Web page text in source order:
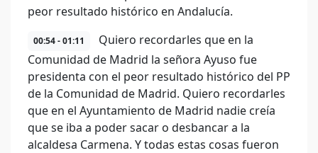
peor resultado histórico en Andalucía.
00:54 - 01:11
Quiero recordarles que en la
Comunidad de Madrid la señora Ayuso fue
presidenta con el peor resultado histórico del PP
de la Comunidad de Madrid. Quiero recordarles
que en el Ayuntamiento de Madrid nadie creía
que se iba a poder sacar o desbancar a la
alcaldesa Carmena. Y todas estas cosas fueron